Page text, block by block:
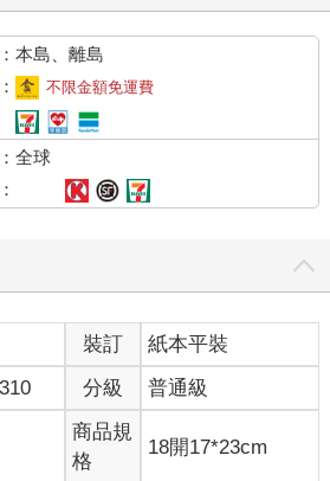
本島、離島
不限金額免運費
全球
裝訂
紙本平裝
分級 普通級
商品規
格
18開17*23cm